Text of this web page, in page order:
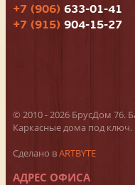
+7 (906) 633-01-41
+7 (915) 904-15-27
© 2010 - 2026 БрусДом 76.
Каркасные дома под ключ.
Сделано вARTBYTE
АДРЕС ОФИСА